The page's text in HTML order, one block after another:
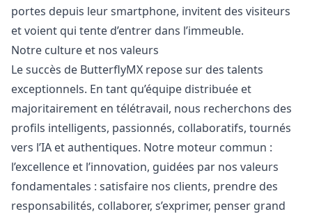
portes depuis leur smartphone, invitent des visiteurs
et voient qui tente d’entrer dans l’immeuble.
Notre culture et nos valeurs
Le succès de ButterflyMX repose sur des talents
exceptionnels. En tant qu’équipe distribuée et
majoritairement en télétravail, nous recherchons des
profils intelligents, passionnés, collaboratifs, tournés
vers l’IA et authentiques. Notre moteur commun :
l’excellence et l’innovation, guidées par nos valeurs
fondamentales : satisfaire nos clients, prendre des
responsabilités, collaborer, s’exprimer, penser grand